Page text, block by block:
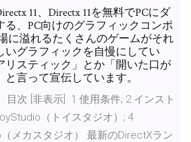
11、Directx 11を無料でPCにダ
る、PC向けのグラフィックコンポ
に溢れるたくさんのゲームがそれ
いグラフィックを自慢にしてい
リスティック」とか「開いた口が
言って宣伝しています。
目次 [非表示]. 1 使用条件; 2 インスト
（トイスタジオ）; 4
メカスタジオ） 最新のDirectXラン